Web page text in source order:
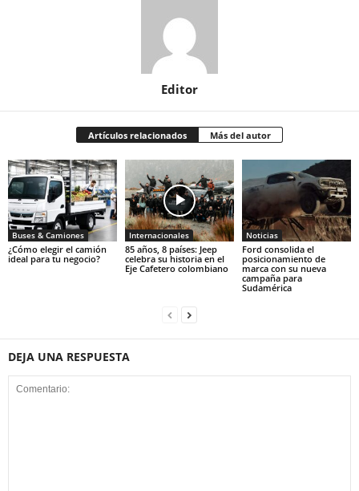
Editor
Artículos relacionados Más del autor
Buses & Camiones
¿Cómo elegir el camión
ideal para tu negocio?
Internacionales
85 años, 8 países: Jeep
celebra su historia en el
Eje Cafetero colombiano
Noticias
Ford consolida el
posicionamiento de
marca con su nueva
campaña para
Sudamérica
DEJA UNA RESPUESTA